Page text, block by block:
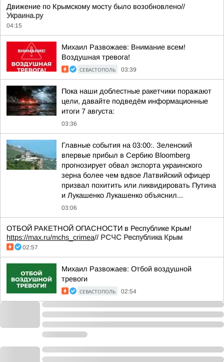
Движение по Крымскому мосту было возобновлено//
Украина.ру
04:15
Михаил Развожаев: Внимание всем!
Воздушная тревога!
СЕВАСТОПОЛЬ 03:39
Пока наши доблестные ракетчики поражают
цели, давайте подведём информационные
итоги 7 августа:
03:36
Главные события на 03:00:. Зеленский
впервые прибыл в Сербию Bloomberg
прогнозирует обвал экспорта украинского
зерна более чем вдвое Латвийский офицер
призвал похитить или ликвидировать Путина
и Лукашенко Лукашенко объяснил...
03:06
ОТБОЙ РАКЕТНОЙ ОПАСНОСТИ в Республике Крым!
https://max.ru/mchs_crimea// РСЧС Республика Крым
02:57
Михаил Развожаев: Отбой воздушной
тревоги
СЕВАСТОПОЛЬ 02:54